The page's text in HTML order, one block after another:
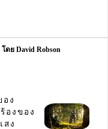
โดย David Robson
ง
งของ
สง